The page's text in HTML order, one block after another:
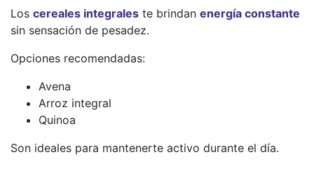
Los cereales integrales te brindan energía constante
sin sensación de pesadez.
Opciones recomendadas:
Avena
Arroz integral
Quinoa
Son ideales para mantenerte activo durante el día.